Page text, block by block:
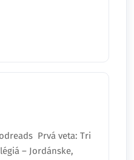
Prvá veta: Tri
– Jordánske,